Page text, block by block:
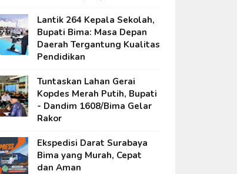
Lantik 264 Kepala Sekolah,
Bupati Bima: Masa Depan
Daerah Tergantung Kualitas
Pendidikan
Tuntaskan Lahan Gerai
Kopdes Merah Putih, Bupati
- Dandim 1608/Bima Gelar
Rakor
Ekspedisi Darat Surabaya
Bima yang Murah, Cepat
dan Aman